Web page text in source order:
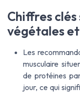
Chiffres
végétales
Les
musculaire
de protéines
jour, ce qui